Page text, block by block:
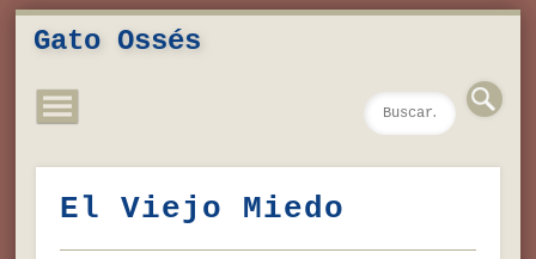
Gato Ossés
El Viejo Miedo